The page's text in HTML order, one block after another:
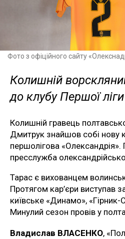
Фото з офіційного сайту
Колишній
до клубу Першої ліги
Колишній гравець
Дмитрук знайшов собі нову
першолігова
пресслужба
Тарас є вихованцем
Протягом кар’єри виступав
київське «Динамо», «Гірник-
Минулий сезон провів у
Владислав ВЛАСЕНКО,